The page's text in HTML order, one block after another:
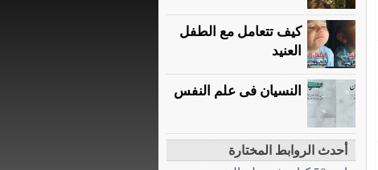
كيف تتعامل مع الطفل
العنيد
النسيان فى علم النفس
أحدث الروابط المختارة